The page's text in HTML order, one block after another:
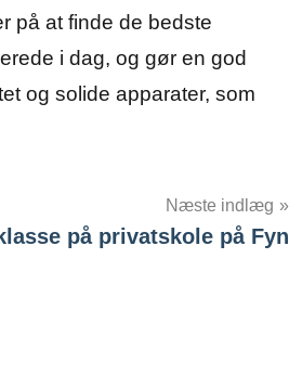
på at finde de bedste
i dag, og gør en god
og solide apparater, som
Næste indlæg
på privatskole på Fyn